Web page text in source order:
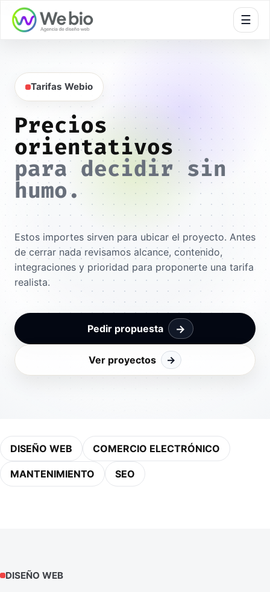
☰
Tarifas Webio
Precios
orientativos
para decidir sin
humo.
Estos importes sirven para ubicar el proyecto. Antes
de cerrar nada revisamos alcance, contenido,
integraciones y prioridad para proponerte una tarifa
realista.
Pedir propuesta →
Ver proyectos →
DISEÑO WEB COMERCIO ELECTRÓNICO
MANTENIMIENTO SEO
DISEÑO WEB